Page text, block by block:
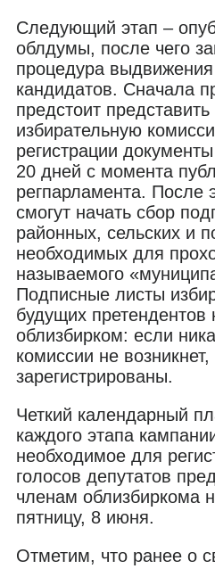
Следующий этап –
облдумы, после чего
процедура
кандидатов. Сначала
предстоит
избирательную
регистрации
20 дней с момента
регпарламента. После
смогут начать сбор
районных, сельских и
необходимых для
называемого
Подписные листы
будущих претендентов
облизбирком: если
комиссии не
зарегистрированы.
Четкий календарный
каждого этапа
необходимое для
голосов депутатов
членам облизбиркома
пятницу, 8 июня.
Отметим, что ранее о